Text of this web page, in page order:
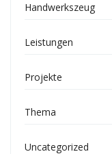
Handwerkszeug
Leistungen
Projekte
Thema
Uncategorized